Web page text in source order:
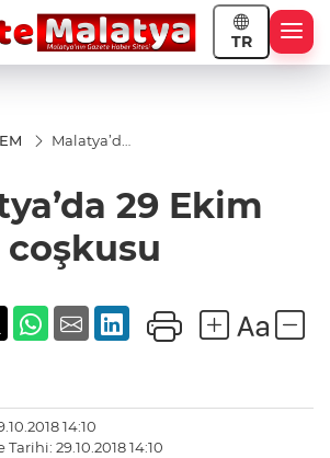
TR
Malatya’da
29 Ekim
coşkusu
14:10
29.10.2018 14:10